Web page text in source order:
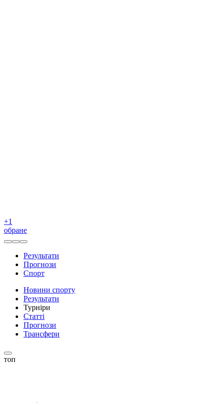
+1
обране
Результати
Прогнози
Спорт
Новини спорту
Результати
Турніри
Статті
Прогнози
Трансфери
топ